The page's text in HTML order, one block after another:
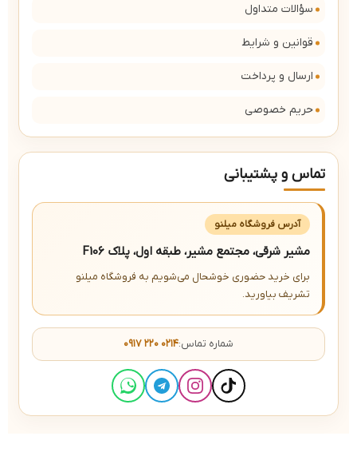
سؤالات متداول
قوانین و شرایط
ارسال و پرداخت
حریم خصوصی
تماس و پشتیبانی
آدرس فروشگاه میلنو
مشیر شرقی، مجتمع مشیر، طبقه اول، پلاک F106
برای خرید حضوری خوشحال می‌شویم به فروشگاه میلنو
تشریف بیاورید.
شماره تماس:۰۹۱۷ ۲۲۰ ۰۲۱۴